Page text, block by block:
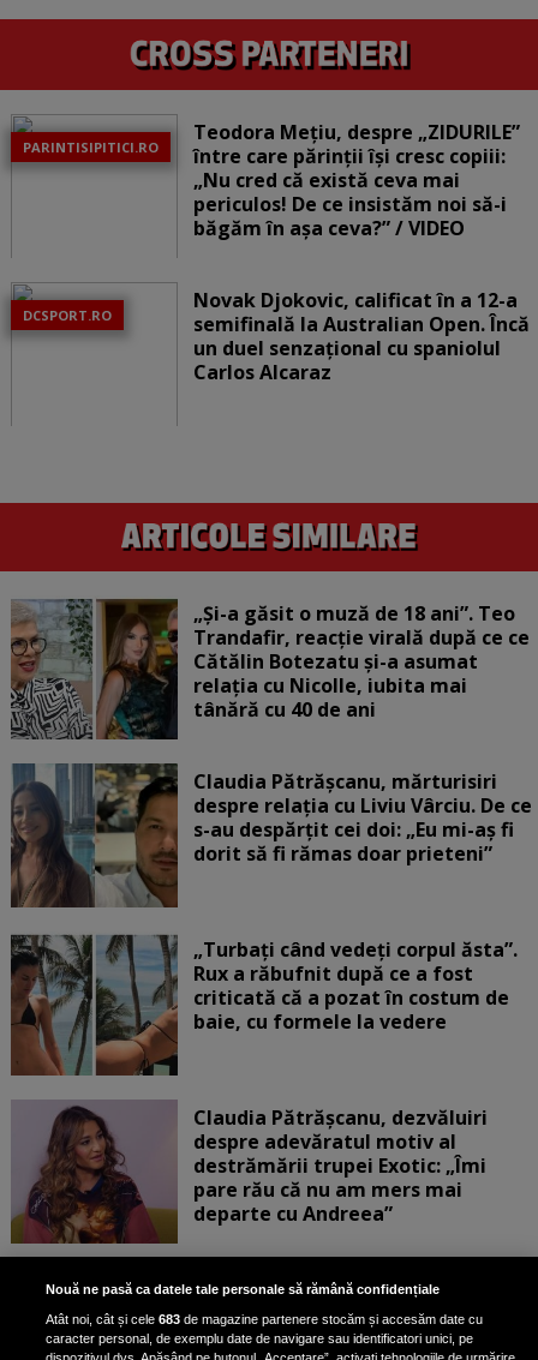
PARINTISIPITICI.RO
Teodora Mețiu, despre „ZIDURILE”
între care părinții își cresc copiii:
„Nu cred că există ceva mai
periculos! De ce insistăm noi să-i
băgăm în așa ceva?” / VIDEO
DCSPORT.RO
Novak Djokovic, calificat în a 12-a
semifinală la Australian Open. Încă
un duel senzațional cu spaniolul
Carlos Alcaraz
„Și-a găsit o muză de 18 ani”. Teo
Trandafir, reacție virală după ce ce
Cătălin Botezatu și-a asumat
relația cu Nicolle, iubita mai
tânără cu 40 de ani
Claudia Pătrășcanu, mărturisiri
despre relația cu Liviu Vârciu. De ce
s-au despărțit cei doi: „Eu mi-aș fi
dorit să fi rămas doar prieteni”
„Turbați când vedeți corpul ăsta”.
Rux a răbufnit după ce a fost
criticată că a pozat în costum de
baie, cu formele la vedere
Claudia Pătrășcanu, dezvăluiri
despre adevăratul motiv al
destrămării trupei Exotic: „Îmi
pare rău că nu am mers mai
departe cu Andreea”
Scene incredibile! Ilinca Vandici a
pus mâna pe aparatul de
fotografiat al unui paparazzo și i l-
Nouă ne pasă ca datele tale personale să rămână confidențiale
Atât noi, cât și cele683 de magazine partenere stocăm și accesăm date cu
caracter personal, de exemplu date de navigare sau identificatori unici, pe